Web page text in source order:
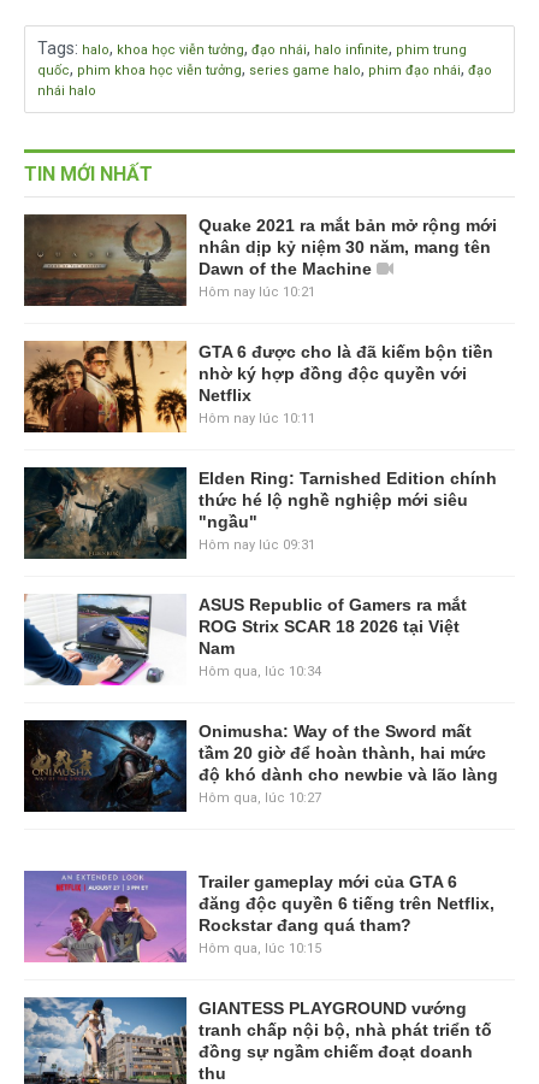
Tags: halo, khoa học viễn tưởng, đạo nhái, halo infinite, phim trung
quốc, phim khoa học viễn tưởng, series game halo, phim đạo nhái, đạo
nhái halo
TIN MỚI NHẤT
Quake 2021 ra mắt bản mở rộng mới
nhân dịp kỷ niệm 30 năm, mang tên
Dawn of the Machine
Hôm nay lúc 10:21
GTA 6 được cho là đã kiếm bộn tiền
nhờ ký hợp đồng độc quyền với
Netflix
Hôm nay lúc 10:11
Elden Ring: Tarnished Edition chính
thức hé lộ nghề nghiệp mới siêu
"ngầu"
Hôm nay lúc 09:31
ASUS Republic of Gamers ra mắt
ROG Strix SCAR 18 2026 tại Việt
Nam
Hôm qua, lúc 10:34
Onimusha: Way of the Sword mất
tầm 20 giờ để hoàn thành, hai mức
độ khó dành cho newbie và lão làng
Hôm qua, lúc 10:27
Trailer gameplay mới của GTA 6
đăng độc quyền 6 tiếng trên Netflix,
Rockstar đang quá tham?
Hôm qua, lúc 10:15
GIANTESS PLAYGROUND vướng
tranh chấp nội bộ, nhà phát triển tố
đồng sự ngầm chiếm đoạt doanh
thu